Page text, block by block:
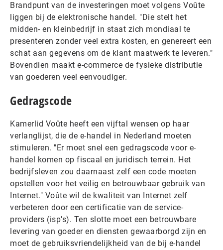
Brandpunt van de investeringen moet volgens Voûte
liggen bij de elektronische handel. "Die stelt het
midden- en kleinbedrijf in staat zich mondiaal te
presenteren zonder veel extra kosten, en genereert een
schat aan gegevens om de klant maatwerk te leveren."
Bovendien maakt e-commerce de fysieke distributie
van goederen veel eenvoudiger.
Gedragscode
Kamerlid Voûte heeft een vijftal wensen op haar
verlanglijst, die de e-handel in Nederland moeten
stimuleren. "Er moet snel een gedragscode voor e-
handel komen op fiscaal en juridisch terrein. Het
bedrijfsleven zou daarnaast zelf een code moeten
opstellen voor het veilig en betrouwbaar gebruik van
Internet." Voûte wil de kwaliteit van Internet zelf
verbeteren door een certificatie van de service-
providers (isp’s). Ten slotte moet een betrouwbare
levering van goeder en diensten gewaarborgd zijn en
moet de gebruiksvriendelijkheid van de bij e-handel